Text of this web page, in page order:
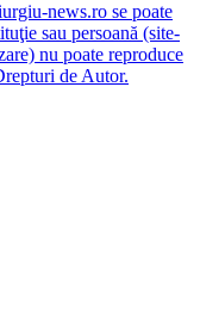
news.ro se poate
sau persoană (site-
nu poate reproduce
de Autor.